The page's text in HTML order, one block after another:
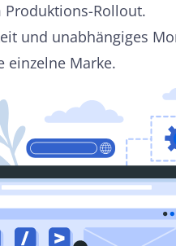
Rollout.
und unabhängiges
einzelne Marke.